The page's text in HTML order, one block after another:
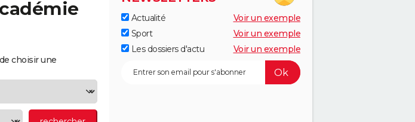
choisir une
Actualité
Voir un exemple
Sport
Voir un exemple
Les dossiers d'actu
Voir un exemple